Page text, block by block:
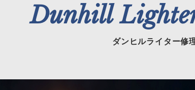
Dunhill
ダンヒルライター修